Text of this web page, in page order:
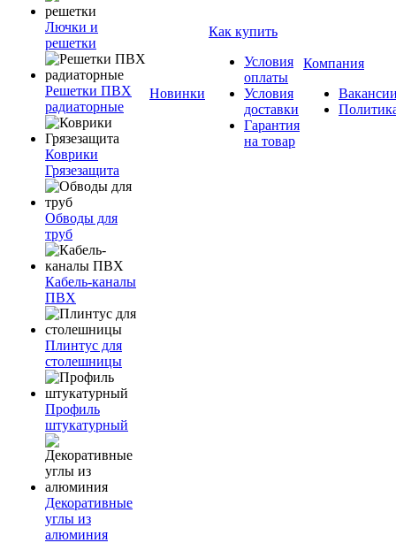
Лючки и
решетки
Решетки ПВХ
радиаторные
Коврики
Грязезащита
Обводы для
труб
Кабель-каналы
ПВХ
Плинтус для
столешницы
Профиль
штукатурный
Декоративные
углы из
алюминия
Новинки
Как купить
Условия
оплаты
Условия
доставки
Гарантия
на товар
Компания